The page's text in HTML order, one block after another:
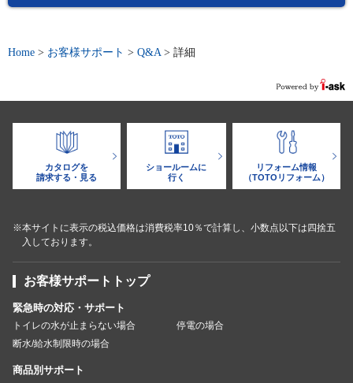
Home > お客様サポート > Q&A > 詳細
カタログを
請求する・見る
ショールームに
行く
リフォーム情報
（TOTOリフォーム）
※本サイトに表示の税込価格は消費税率10％で計算し、小数点以下は四捨五
入しております。
お客様サポートトップ
緊急時の対応・サポート
トイレの水が止まらない場合
停電の場合
断水/給水制限時の場合
商品別サポート